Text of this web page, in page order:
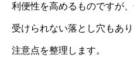
利便性を高めるものですが
受けられない落とし穴もあ
注意点を整理します。